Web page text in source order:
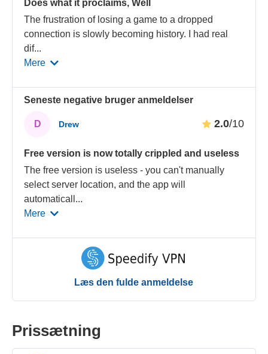
Does what it proclaims, Well
The frustration of losing a game to a dropped
connection is slowly becoming history. I had real
dif...
Mere
Seneste negative bruger anmeldelser
D Drew 2.0/10
Free version is now totally crippled and useless
The free version is useless - you can't manually
select server location, and the app will
automaticall ...
Mere
Læs den fulde anmeldelse
Prissætning